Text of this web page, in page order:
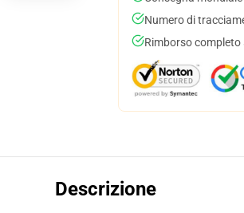
Numero di
Rimborso
Descrizione